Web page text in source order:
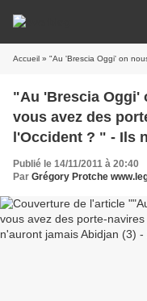
Accueil » "Au 'Brescia Oggi' on nous a dit : est-ce que vous
"Au 'Brescia Oggi'
vous avez des
l'Occident ? " - Ils
12/11/2011
Publié le 14/11/2011 à 20:40
Par Grégory Protche